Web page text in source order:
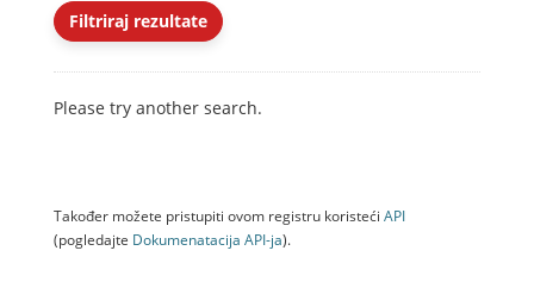
Filtriraj rezultate
Please try another search.
Također možete pristupiti ovom registru koristeći API
(pogledajte Dokumenаtаcijа API-jа).